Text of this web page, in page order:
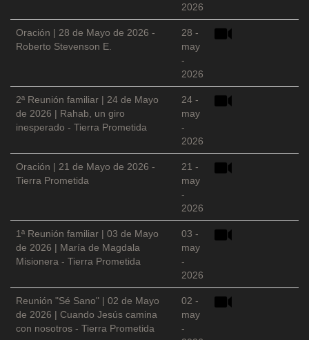
2026
Oración | 28 de Mayo de 2026 -
Roberto Stevenson E.
28 -
may
-
2026
2ª Reunión familiar | 24 de Mayo
de 2026 | Rahab, un giro
inesperado - Tierra Prometida
24 -
may
-
2026
Oración | 21 de Mayo de 2026 -
Tierra Prometida
21 -
may
-
2026
1ª Reunión familiar | 03 de Mayo
de 2026 | María de Magdala
Misionera - Tierra Prometida
03 -
may
-
2026
Reunión "Sé Sano" | 02 de Mayo
de 2026 | Cuando Jesús camina
con nosotros - Tierra Prometida
02 -
may
-